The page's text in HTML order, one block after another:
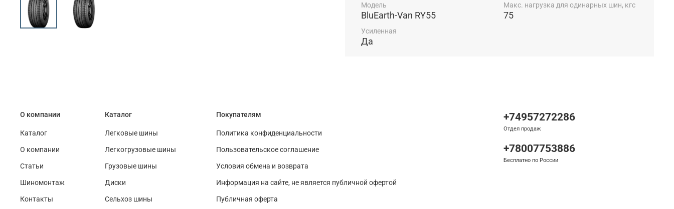
Модель
BluEarth-Van RY55
Макс. нагрузка для одинарных шин, кгс
75
Усиленная
Да
О компании
Каталог
О компании
Статьи
Шиномонтаж
Контакты
Каталог
Легковые шины
Легкогрузовые шины
Грузовые шины
Диски
Сельхоз шины
Покупателям
Политика конфиденциальности
Пользовательское соглашение
Условия обмена и возврата
Информация на сайте, не является публичной офертой
Публичная оферта
+74957272286
Отдел продаж
+78007753886
Бесплатно по России